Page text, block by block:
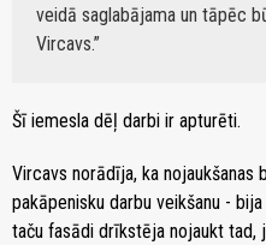
veidā saglabājama un tāpēc
Vircavs.
Šī iemesla dēļ darbi ir apturēti.
Vircavs norādīja, ka nojaukšanas
pakāpenisku darbu veikšanu -
taču fasādi drīkstēja nojaukt tad,